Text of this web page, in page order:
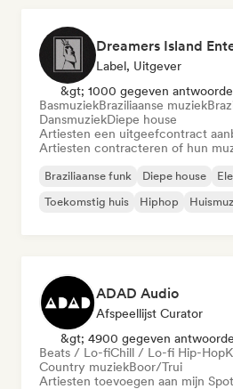
Dreamers Island
Label, Uitgever
&gt; 1000 gegeven
BasmuziekBraziliaanse muziek
DansmuziekDiepe house
Artiesten een uitgeefcontract
Artiesten contracteren of hun
Braziliaanse funk Diepe house
Toekomstig huis
Hiphop
ADAD Audio
Afspeellijst Curator
&gt; 4900 gegeven
Beats / Lo-fiChill / Lo-fi Hip-Hop
Country muziekBoor/Trui
Artiesten toevoegen aan mijn